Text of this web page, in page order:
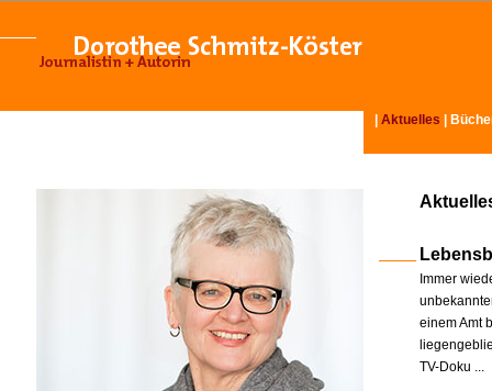
Aktuelles
Immer
einem Amt
TV-Doku ...